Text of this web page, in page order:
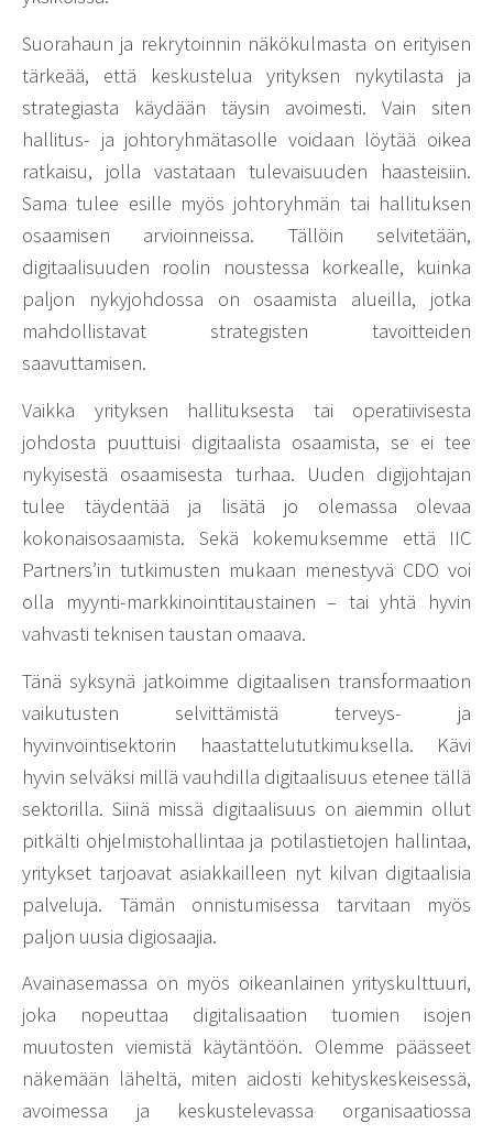
Suorahaun ja rekrytoinnin näkökulmasta on erityisen
tärkeää, että keskustelua yrityksen nykytilasta ja
strategiasta käydään täysin avoimesti. Vain siten
hallitus- ja johtoryhmätasolle voidaan löytää oikea
ratkaisu, jolla vastataan tulevaisuuden haasteisiin.
Sama tulee esille myös johtoryhmän tai hallituksen
osaamisen arvioinneissa. Tällöin selvitetään,
digitaalisuuden roolin noustessa korkealle, kuinka
paljon nykyjohdossa on osaamista alueilla, jotka
mahdollistavat strategisten tavoitteiden
saavuttamisen.
Vaikka yrityksen hallituksesta tai operatiivisesta
johdosta puuttuisi digitaalista osaamista, se ei tee
nykyisestä osaamisesta turhaa. Uuden digijohtajan
tulee täydentää ja lisätä jo olemassa olevaa
kokonaisosaamista. Sekä kokemuksemme että IIC
Partners’in tutkimusten mukaan menestyvä CDO voi
olla myynti-markkinointitaustainen – tai yhtä hyvin
vahvasti teknisen taustan omaava.
Tänä syksynä jatkoimme digitaalisen transformaation
vaikutusten selvittämistä terveys- ja
hyvinvointisektorin haastattelututkimuksella. Kävi
hyvin selväksi millä vauhdilla digitaalisuus etenee tällä
sektorilla. Siinä missä digitaalisuus on aiemmin ollut
pitkälti ohjelmistohallintaa ja potilastietojen hallintaa,
yritykset tarjoavat asiakkailleen nyt kilvan digitaalisia
palveluja. Tämän onnistumisessa tarvitaan myös
paljon uusia digiosaajia.
Avainasemassa on myös oikeanlainen yrityskulttuuri,
joka nopeuttaa digitalisaation tuomien isojen
muutosten viemistä käytäntöön. Olemme päässeet
näkemään läheltä, miten aidosti kehityskeskeisessä,
avoimessa ja keskustelevassa organisaatiossa